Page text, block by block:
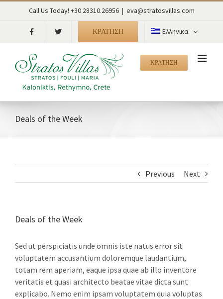
Call Us Today! +30 28310.26956 | eva@stratosvillas.com
ΚΡΑΤΗΣΗ Ελληνικα
ΚΡΑΤΗΣΗ
Deals of the Week
Previous Next
Deals of the Week
Sed ut perspiciatis unde omnis iste natus error sit
voluptatem accusantium doloremque laudantium,
totam rem aperiam, eaque ipsa quae ab illo inventore
veritatis et quasi architecto beatae vitae dicta sunt
explicabo. Nemo enim ipsam voluptatem quia voluptas